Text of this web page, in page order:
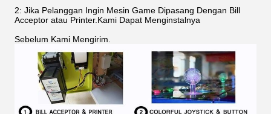
2: Jika Pelanggan Ingin Mesin Game Dipasang Dengan Bill
Acceptor atau Printer.Kami Dapat Menginstalnya
Sebelum Kami Mengirim.